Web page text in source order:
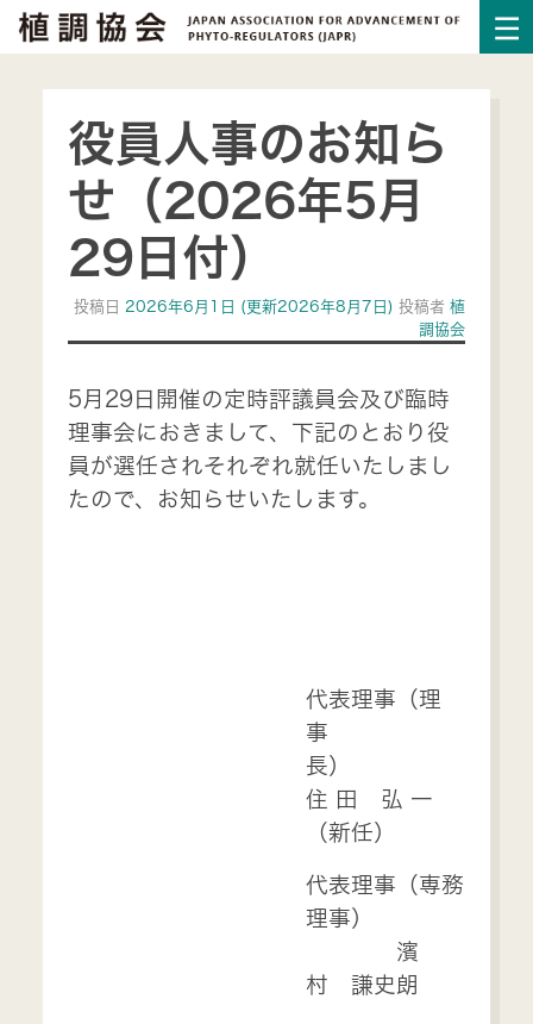
役員人事のお知ら
せ（2026年5月
29日付）
投稿日 2026年6月1日 (更新2026年8月7日)投稿者 植
調協会
5月29日開催の定時評議員会及び臨時
理事会におきまして、下記のとおり役
員が選任されそれぞれ就任いたしまし
たので、お知らせいたします。
代表理事（理
事
長）
住 田 弘 一
（新任）
代表理事（専務
理事）
濱
村 謙史朗